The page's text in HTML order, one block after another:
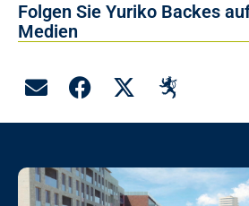
Folgen Sie Yuriko Backes
Medien